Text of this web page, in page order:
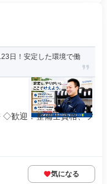
日！安定した環境で働
歓迎：整備士資格、フ
気になる